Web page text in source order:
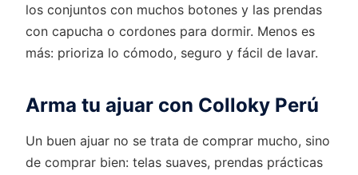
los conjuntos con muchos botones y las prendas
con capucha o cordones para dormir. Menos es
más: prioriza lo cómodo, seguro y fácil de lavar.
Arma tu ajuar con Colloky Perú
Un buen ajuar no se trata de comprar mucho, sino
de comprar bien: telas suaves, prendas prácticas